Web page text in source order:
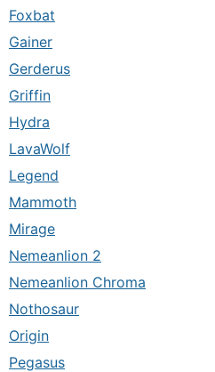
Foxbat
Gainer
Gerderus
Griffin
Hydra
LavaWolf
Legend
Mammoth
Mirage
Nemeanlion 2
Nemeanlion Chroma
Nothosaur
Origin
Pegasus